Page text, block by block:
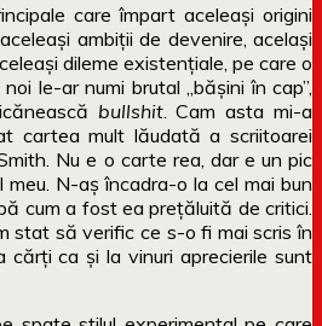
care împart aceleași origini
ambiții de devenire, același
dileme existențiale, pe care o
le-ar numi brutal „bășini în cap”,
bullshit. Cam asta mi-a
cartea mult lăudată a scriitoarei
Nu e o carte rea, dar e un pic
N-aș încadra-o la cel mai bun
cum a fost ea prețăluită de critici.
stat să verific ce s-o fi mai scris în
cărți ca și la vinuri aprecierile sunt